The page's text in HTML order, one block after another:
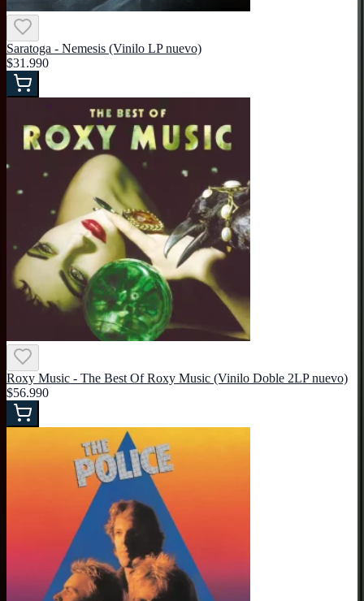
Saratoga - Nemesis (Vinilo LP nuevo)
$31.990
Roxy Music - The Best Of Roxy Music (Vinilo Doble 2LP nuevo)
$56.990